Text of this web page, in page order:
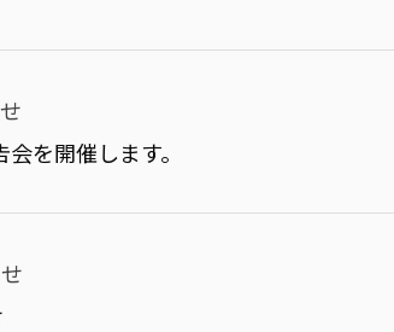
を開催します。